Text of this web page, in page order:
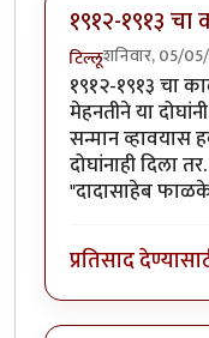
१९१२-१९१३
टिल्लूशनिवार, 05/
१९१२-१९१३ चा
मेहनतीने या
सन्मान व्हावयास
दोघांनाही दिला
"दादासाहेब
प्रतिसाद